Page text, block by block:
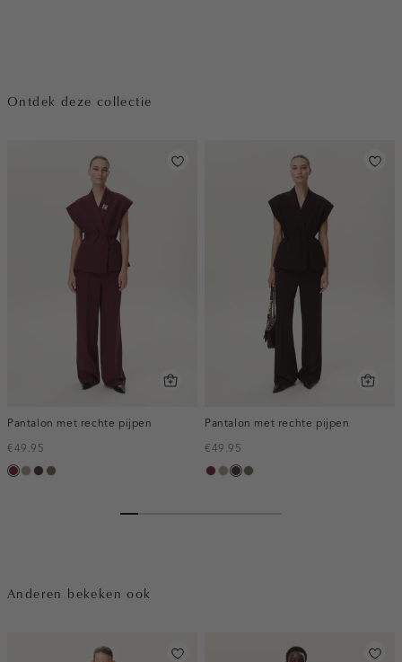
Ontdek deze collectie
Pantalon met rechte pijpen
€49.95
bordeaux,
taupe,
choco,
bruin
Pantalon met rechte pijpen
€49.95
bordeaux,
taupe,
choco,
bruin
Anderen bekeken ook